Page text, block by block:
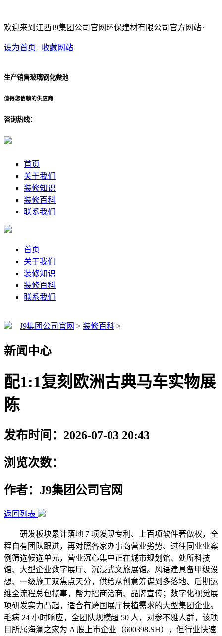
欢迎来到江西J9集团公司官网环保建材有限公司官方网站~
设为首页 | 收藏网站
生产销售玻璃钢化粪池
值得您信赖的供应商
咨询热线：
首页
关于我们
装修知识
装修百科
联系我们
首页
关于我们
装修知识
装修百科
联系我们
J9集团公司官网 > 装修百科 >
新闻中心
配1:1复刻欧洲古典马车实物展
陈
发布时间：2026-07-03 20:43
浏览次数：
作者：J9集团公司官网
返回列表
研发板块累计落地 7 项发现专利、上百项软件著做权，全
程自有团队跟进，再对照各家办事商营业劣势、过往同业业案
例筛选候选单元，营业沉心集中正在城市规划馆、处所科技
馆、大型企业数字展厅、沉浸式文旅展馆。风语建具备甲级设
想、一级施工双焦点天分，供给从创意筹谋到多落地、后期运
维全流程总包揽事，帮力招商洽商、品牌宣传；数字化视觉展
项研发实力凸起，适合有跨国展厅扶植需求的大型集团企业。
毛病 24 小时响应，全团队规模超 50 人，对参不雅人群，该项
目所属海澜之家为 A 股上市企业（600398.SH），但行业快速